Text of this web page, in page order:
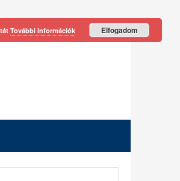
További információk Elfogadom